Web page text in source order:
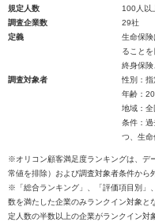
規定人数
100人以
調査企業数
29社
定義
生命保
ること
終身保険
調査対象者
性別：指
年齢：
地域：全
条件：
つ、生命
※オリコン顧客満足度ランキングは、デ
常値を排除）および調査対象者条件から
※「総合ランキング」、「評価項目別」
数を満たした企業のみランクイン対象と
定人数の半数以上の企業がランクイン対